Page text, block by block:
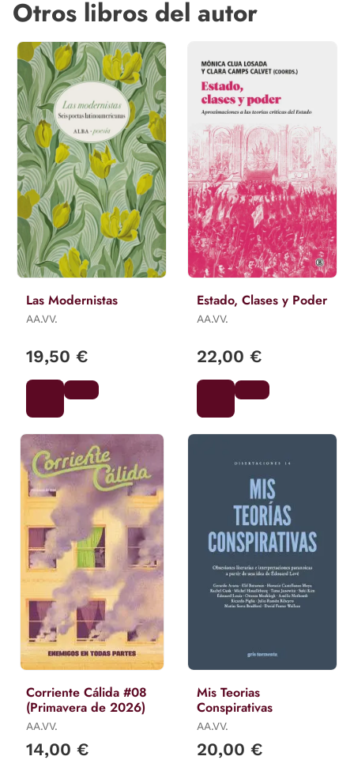
Otros libros del autor
Las Modernistas
AA.VV.
19,50 €
Estado, Clases y Poder
AA.VV.
22,00 €
Corriente Cálida #08
(Primavera de 2026)
AA.VV.
14,00 €
Mis Teorias
Conspirativas
AA.VV.
20,00 €